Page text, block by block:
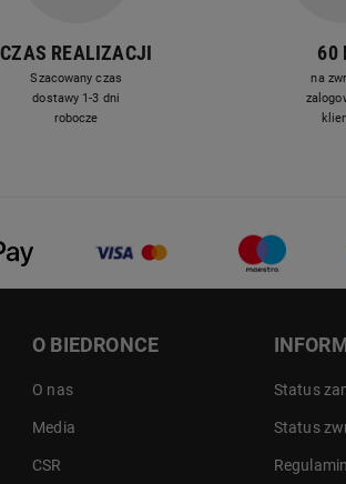
CZAS REALIZACJI
Szacowany czas
dostawy 1-3 dni
robocze
60
na
O BIEDRONCE
O nas
Media
CSR
Status
Status